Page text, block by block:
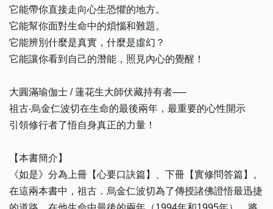
它能帶你直接走向心生恐懼的地方。
它能幫你面對生命中的煩惱和難題。
它能辨別什麼是真實，什麼是虛幻？
它能讓你看到自己的潛能，照見內心的覺醒！
大圓滿瑜伽士 / 蓮花生大師伏藏持有者──
祖古‧烏金仁波切在生命的最後兩年，最重要的心性開示
引領修行者了悟自身真正的力量！
【本書簡介】
《如是》分為上冊【心要口訣篇】、下冊【實修問答篇】。
在這兩本書中，祖古．烏金仁波切為了傳授諸佛證悟最迅捷